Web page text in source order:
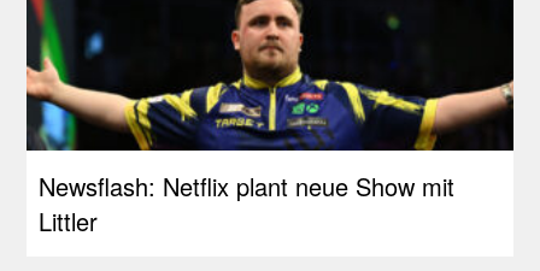
Newsflash: Netflix plant neue Show mit
Littler